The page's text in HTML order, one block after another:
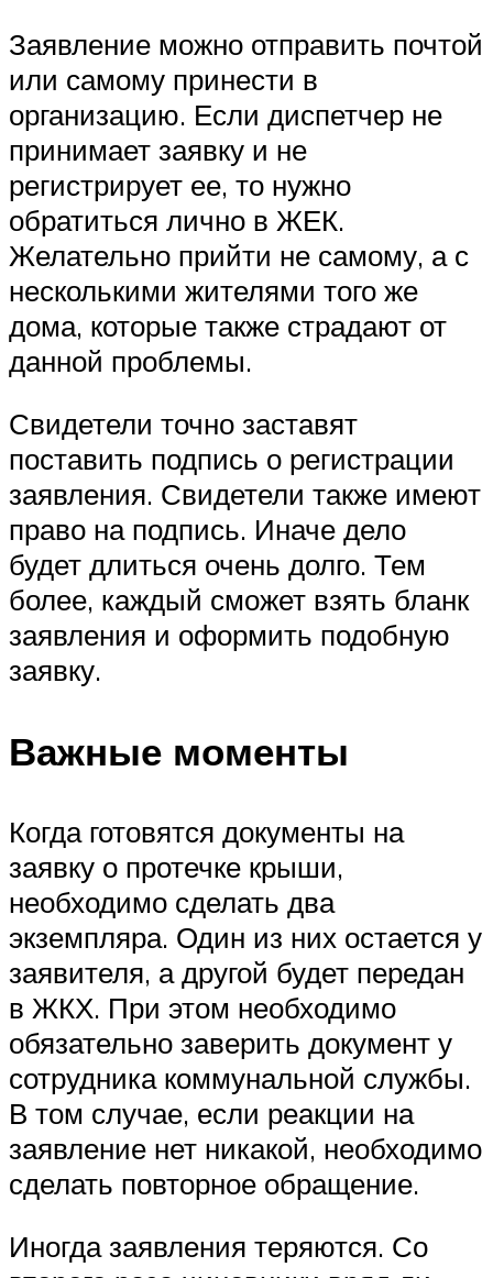
Заявление можно отправить почтой
или самому принести в
организацию. Если диспетчер не
принимает заявку и не
регистрирует ее, то нужно
обратиться лично в ЖЕК.
Желательно прийти не самому, а с
несколькими жителями того же
дома, которые также страдают от
данной проблемы.
Свидетели точно заставят
поставить подпись о регистрации
заявления. Свидетели также имеют
право на подпись. Иначе дело
будет длиться очень долго. Тем
более, каждый сможет взять бланк
заявления и оформить подобную
заявку.
Важные моменты
Когда готовятся документы на
заявку о протечке крыши,
необходимо сделать два
экземпляра. Один из них остается у
заявителя, а другой будет передан
в ЖКХ. При этом необходимо
обязательно заверить документ у
сотрудника коммунальной службы.
В том случае, если реакции на
заявление нет никакой, необходимо
сделать повторное обращение.
Иногда заявления теряются. Со